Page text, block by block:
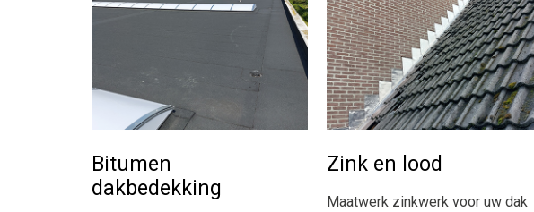
Bitumen
dakbedekking
Zink en lood
Maatwerk zinkwerk voor uw dak